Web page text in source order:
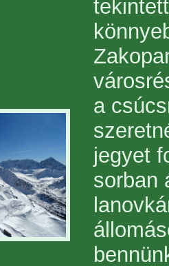
a
jegyet
sorban